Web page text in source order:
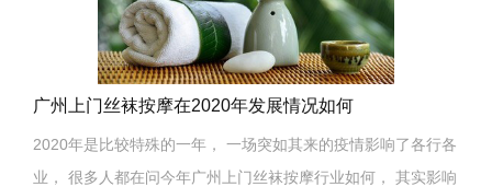
广州上门丝袜按摩在2020年发展情况如何
2020年是比较特殊的一年， 一场突如其来的疫情影响了各行各
业， 很多人都在问今年广州上门丝袜按摩行业如何， 其实影响